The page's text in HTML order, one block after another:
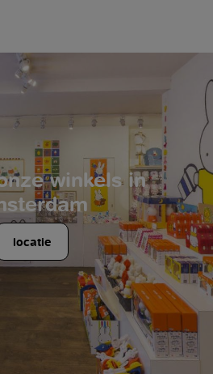
winkels in
locatie